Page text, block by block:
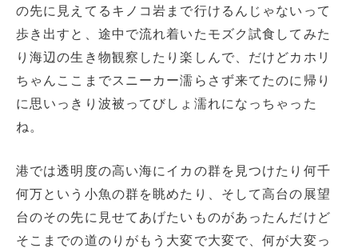
の先に見えてるキノコ岩まで行けるんじゃないって
歩き出すと、途中で流れ着いたモズク試食してみた
り海辺の生き物観察したり楽しんで、だけどカホリ
ちゃんここまでスニーカー濡らさず来てたのに帰り
に思いっきり波被ってびしょ濡れになっちゃった
ね。
港では透明度の高い海にイカの群を見つけたり何千
何万という小魚の群を眺めたり、そして高台の展望
台のその先に見せてあげたいものがあったんだけど
そこまでの道のりがもう大変で大変で、何が大変っ